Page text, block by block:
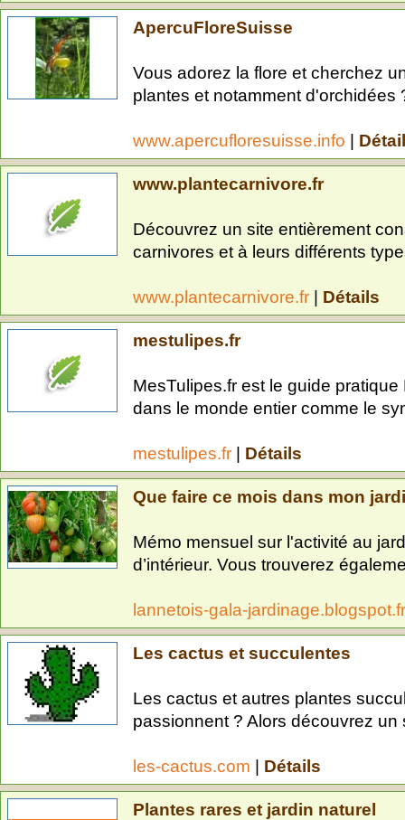
ApercuFloreSuisse
Vous adorez la flore et cherchez
plantes et notamment d'orchidées
www.apercufloresuisse.info |
www.plantecarnivore.fr
Découvrez un site entièrement
carnivores et à leurs différents
www.plantecarnivore.fr | Détails
mestulipes.fr
MesTulipes.fr est le guide
dans le monde entier comme le
mestulipes.fr | Détails
Que faire ce mois dans mon
Mémo mensuel sur l'activité au
d’intérieur. Vous trouverez
lannetois-gala-
Les cactus et succulentes
Les cactus et autres plantes
passionnent ? Alors découvrez un
les-cactus.com | Détails
Plantes rares et jardin naturel